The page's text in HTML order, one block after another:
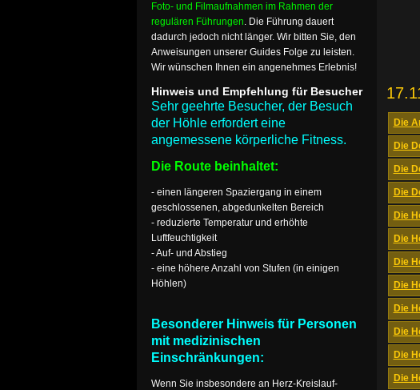
Die
Die
Die
Die
Die
Die
Die
Die
Die
Die
Die
Die
Foto- und Filmaufnahmen im Rahmen der
regulären Führungen. Die Führung dauert
dadurch jedoch nicht länger. Wir bitten Sie, den
Anweisungen unserer Guides Folge zu leisten.
Wir wünschen Ihnen ein angenehmes Erlebnis!
Hinweis und Empfehlung für Besucher
Sehr geehrte Besucher, der Besuch
der Höhle erfordert eine
angemessene körperliche Fitness.
Die Route beinhaltet:
- einen längeren Spaziergang in einem
geschlossenen, abgedunkelten Bereich
- reduzierte Temperatur und erhöhte
Luftfeuchtigkeit
- Auf- und Abstieg
- eine höhere Anzahl von Stufen (in einigen
Höhlen)
Besonderer Hinweis für Personen
mit medizinischen
Einschränkungen:
Wenn Sie insbesondere an Herz-Kreislauf-